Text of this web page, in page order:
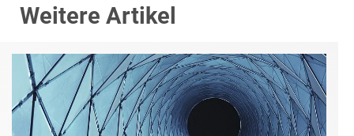
Weitere Artikel